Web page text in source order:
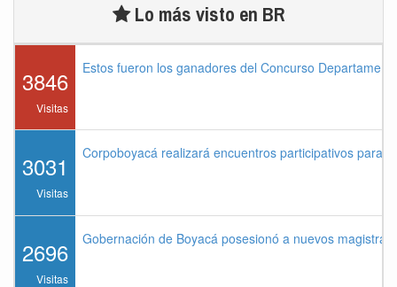
Lo más visto en BR
3846
Visitas
Estos fueron los ganadores del Concurso
3031
Visitas
Corpoboyacá realizará encuentros participativos para
2696
Visitas
Gobernación de Boyacá posesionó a nuevos